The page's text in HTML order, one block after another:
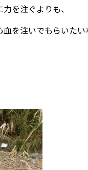
を注ぐよりも、
を注いでもらいたい